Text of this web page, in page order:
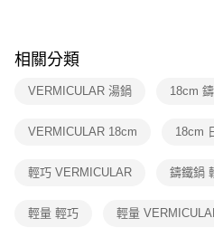
相關分類
VERMICULAR 湯鍋 18cm
VERMICULAR 18cm 18cm
輕巧 VERMICULAR 鑄鐵鍋
輕量 輕巧 輕量